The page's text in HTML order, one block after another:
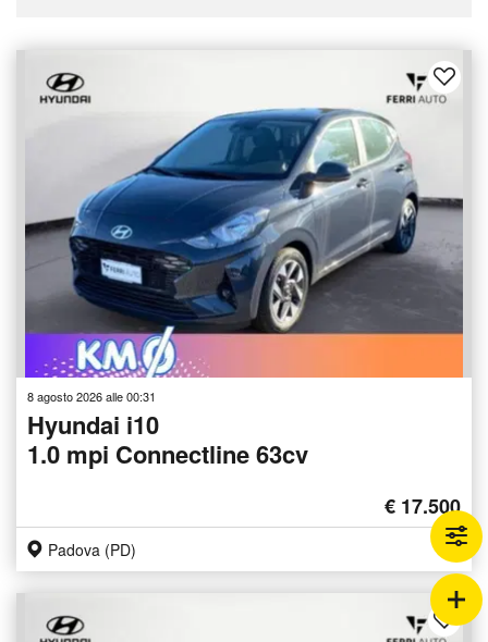
8 agosto 2026 alle 00:31
Hyundai i10
1.0 mpi Connectline 63cv
€ 17.500
Padova (PD)